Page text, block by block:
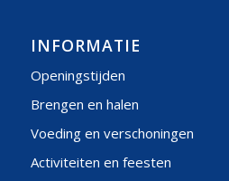
INFORMATIE
Openingstijden
Brengen en halen
Voeding en verschoningen
Activiteiten en feesten